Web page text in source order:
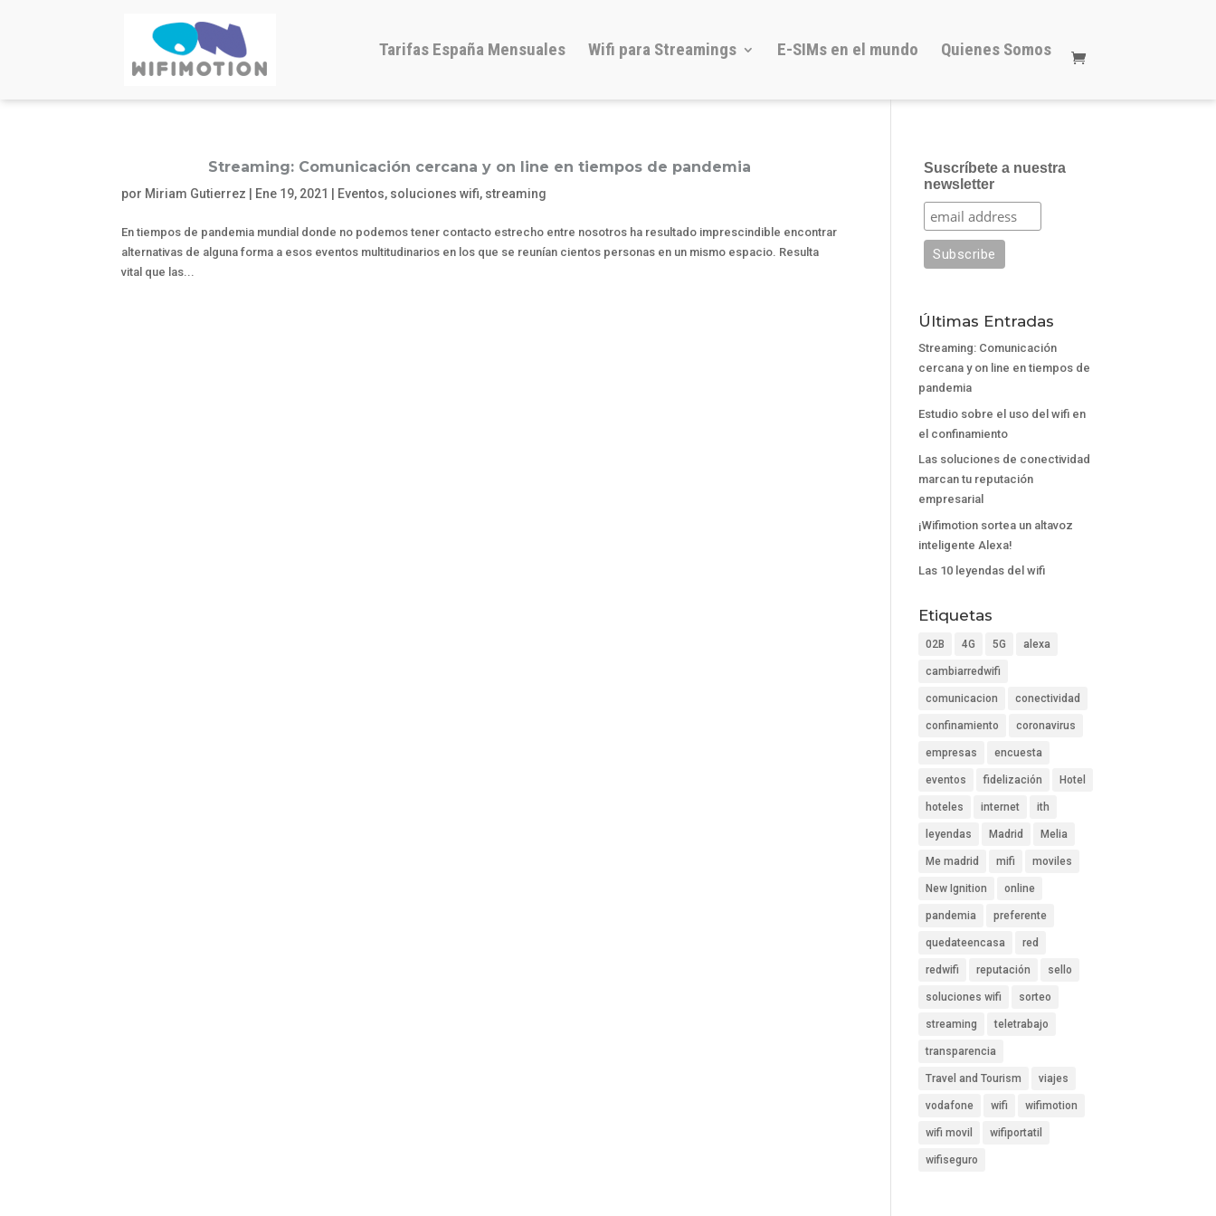
Tarifas España Mensuales Wifi para Streamings E-SIMs en el mundo Quienes Somos
Streaming: Comunicación cercana y on line en tiempos de pandemia
por Miriam Gutierrez Ene 19, 2021 Eventos, soluciones wifi, streaming
En tiempos de pandemia mundial donde no podemos tener contacto estrecho entre nosotros ha resultado imprescindible encontrar
alternativas de alguna forma a esos eventos multitudinarios en los que se reunían cientos personas en un mismo espacio. Resulta
vital que las...
Suscríbete a nuestra
newsletter
Últimas Entradas
Streaming: Comunicación
cercana y on line en tiempos de
pandemia
Estudio sobre el uso del wifi en
el confinamiento
Las soluciones de conectividad
marcan tu reputación
empresarial
¡Wifimotion sortea un altavoz
inteligente Alexa!
Las 10 leyendas del wifi
Etiquetas
02B 4G 5G alexa
cambiarredwifi
comunicacion conectividad
confinamiento coronavirus
empresas encuesta
eventos fidelización Hotel
hoteles internet ith
leyendas Madrid Melia
Me madrid mifi moviles
New Ignition online
pandemia preferente
quedateencasa red
redwifi reputación sello
soluciones wifi sorteo
streaming teletrabajo
transparencia
Travel and Tourism viajes
vodafone wifi wifimotion
wifi movil wifiportatil
wifiseguro